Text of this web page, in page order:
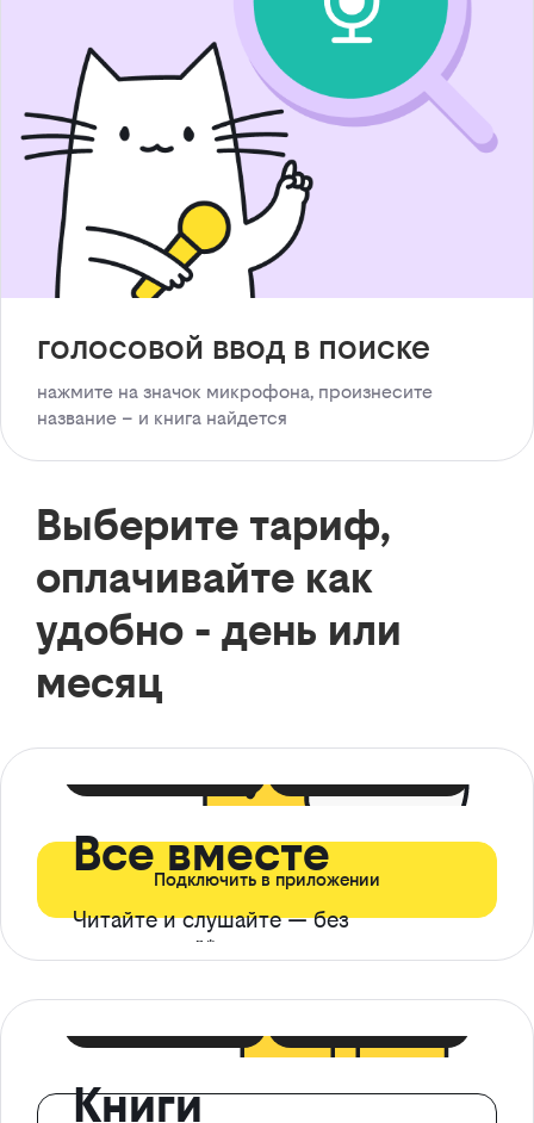
голосовой ввод в поиске
нажмите на значок микрофона, произнесите
название – и книга найдется
Выберите тариф,
оплачивайте как
удобно - день или
месяц
Все вместе
Читайте и слушайте — без
ограничений*
Подключить в приложении
Книги